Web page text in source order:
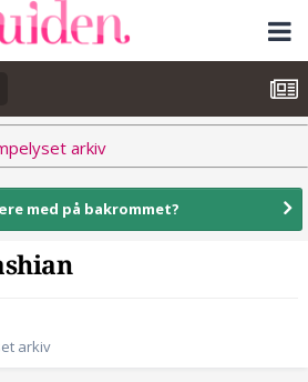
arkiv
med på bakrommet?
arkiv